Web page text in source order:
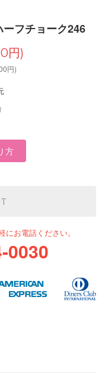
ーフチョーク246
円)
円)
方
お電話ください。
0030